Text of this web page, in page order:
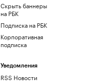
Скрыть баннеры
на РБК
Подписка на РБК
Корпоративная
подписка
Уведомления
RSS Новости